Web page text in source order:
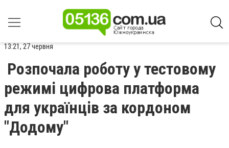
13:21, 27 червня
Розпочала роботу у тестовому
режимі цифрова платформа
для українців за кордоном
"Додому"